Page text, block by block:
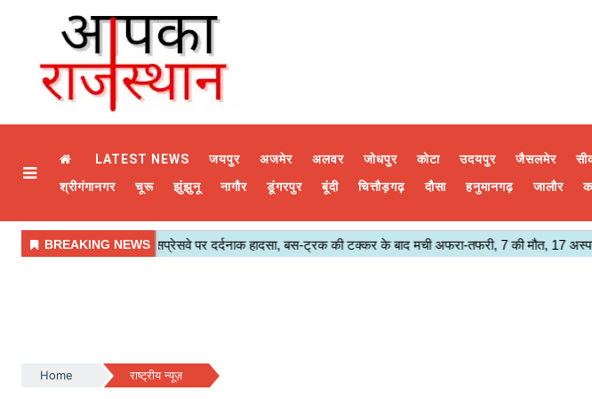
LATEST NEWS जयपुर अजमेर अलवर जोधपुर कोटा उदयपुर जैसलमेर
श्रीगंगानगर
चूरू झुंझुनू नागौर डूंगरपुर बूंदी चित्तौड़गढ़ दौसा हनुमानगढ़ जालौर
Home राष्ट्रीय न्यूज़